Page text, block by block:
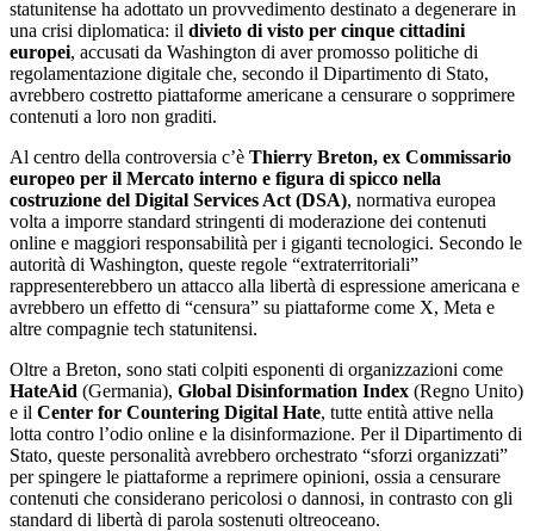
statunitense ha adottato un provvedimento destinato a degenerare in
una crisi diplomatica: il divieto di visto per cinque cittadini
europei, accusati da Washington di aver promosso politiche di
regolamentazione digitale che, secondo il Dipartimento di Stato,
avrebbero costretto piattaforme americane a censurare o sopprimere
contenuti a loro non graditi.
Al centro della controversia c’è Thierry Breton, ex Commissario
europeo per il Mercato interno e figura di spicco nella
costruzione del Digital Services Act (DSA), normativa europea
volta a imporre standard stringenti di moderazione dei contenuti
online e maggiori responsabilità per i giganti tecnologici. Secondo le
autorità di Washington, queste regole “extraterritoriali”
rappresenterebbero un attacco alla libertà di espressione americana e
avrebbero un effetto di “censura” su piattaforme come X, Meta e
altre compagnie tech statunitensi.
Oltre a Breton, sono stati colpiti esponenti di organizzazioni come
HateAid (Germania), Global Disinformation Index (Regno Unito)
e il Center for Countering Digital Hate, tutte entità attive nella
lotta contro l’odio online e la disinformazione. Per il Dipartimento di
Stato, queste personalità avrebbero orchestrato “sforzi organizzati”
per spingere le piattaforme a reprimere opinioni, ossia a censurare
contenuti che considerano pericolosi o dannosi, in contrasto con gli
standard di libertà di parola sostenuti oltreoceano.